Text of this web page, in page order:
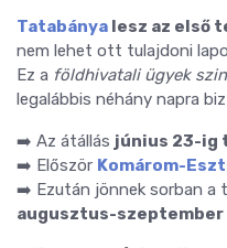
Tatabánya lesz az első
nem lehet ott tulajdoni
Ez a földhivatali ügyek
legalábbis néhány napra
➡️ Az átállás június 23-ig
➡️ Először Komárom-
➡️ Ezután jönnek sorban a
augusztus-szeptember